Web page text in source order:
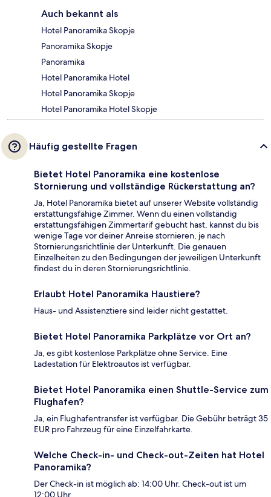
Auch bekannt als
Hotel Panoramika Skopje
Panoramika Skopje
Panoramika
Hotel Panoramika Hotel
Hotel Panoramika Skopje
Hotel Panoramika Hotel Skopje
Häufig gestellte Fragen
Bietet Hotel Panoramika eine kostenlose
Stornierung und vollständige Rückerstattung an?
Ja, Hotel Panoramika bietet auf unserer Website vollständig
erstattungsfähige Zimmer. Wenn du einen vollständig
erstattungsfähigen Zimmertarif gebucht hast, kannst du bis
wenige Tage vor deiner Anreise stornieren, je nach
Stornierungsrichtlinie der Unterkunft. Die genauen
Einzelheiten zu den Bedingungen der jeweiligen Unterkunft
findest du in deren Stornierungsrichtlinie.
Erlaubt Hotel Panoramika Haustiere?
Haus- und Assistenztiere sind leider nicht gestattet.
Bietet Hotel Panoramika Parkplätze vor Ort an?
Ja, es gibt kostenlose Parkplätze ohne Service. Eine
Ladestation für Elektroautos ist verfügbar.
Bietet Hotel Panoramika einen Shuttle-Service zum
Flughafen?
Ja, ein Flughafentransfer ist verfügbar. Die Gebühr beträgt 35
EUR pro Fahrzeug für eine Einzelfahrkarte.
Welche Check-in- und Check-out-Zeiten hat Hotel
Panoramika?
Der Check-in ist möglich ab: 14:00 Uhr. Check-out ist um
12:00 Uhr.